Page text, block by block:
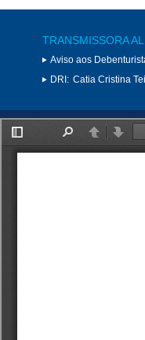
TRANSMISSORA
Aviso aos
DRI: Catia Cristina